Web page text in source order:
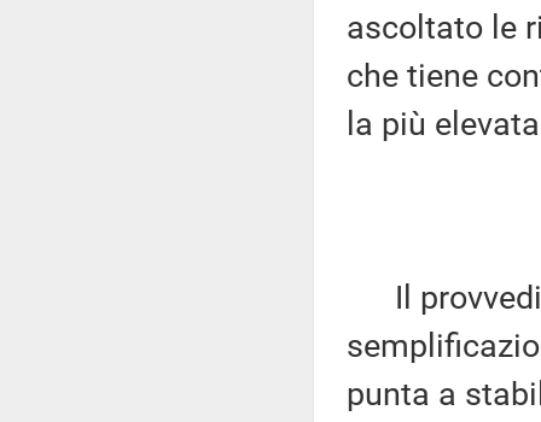
ascoltato le
che tiene
la più
Il
punta a